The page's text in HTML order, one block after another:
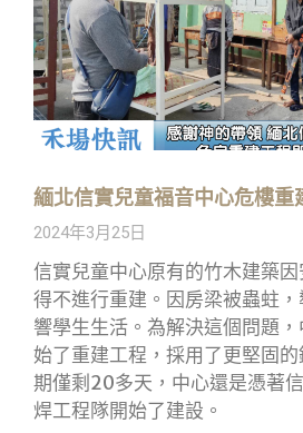
緬北信實兒童福音中心危樓重
2024年3月25日
信實兒童中心原有的竹木建築
得不進行重建。因房梁被蟲蛀
響學生生活。為解決這個問題
始了重建工程，採用了更堅固
期僅剩20多天，中心還是憑著
焊工程隊開始了建設。